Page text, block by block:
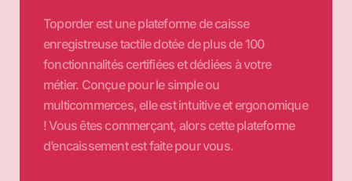
Toporder est une plateforme de caisse
enregistreuse tactile dotée de plus de 100
fonctionnalités certifiées et dédiées à votre
métier. Conçue pour le simple ou
multicommerces, elle est intuitive et ergonomique
! Vous êtes commerçant, alors cette plateforme
d’encaissement est faite pour vous.